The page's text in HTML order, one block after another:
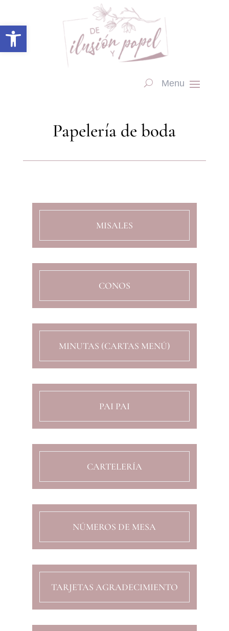
Abrir barra de herramientas
Papelería de boda
MISALES
CONOS
MINUTAS (CARTAS MENÚ)
PAI PAI
CARTELERÍA
NÚMEROS DE MESA
TARJETAS AGRADECIMIENTO